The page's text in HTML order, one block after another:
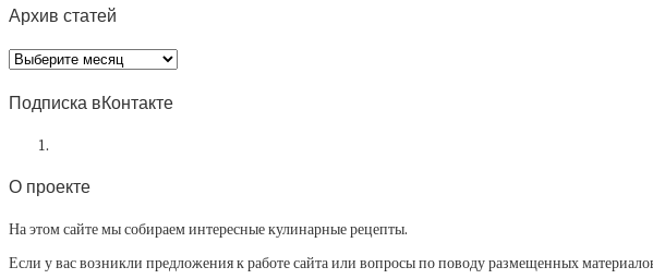
Архив статей
Архив
статей
Подписка вКонтакте
О проекте
На этом сайте мы собираем интересные кулинарные рецепты.
Если у вас возникли предложения к работе сайта или вопросы по поводу размещенных